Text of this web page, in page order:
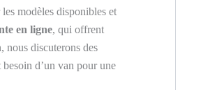
modèles disponibles et
en ligne, qui offrent
nous discuterons des
d’un van pour une